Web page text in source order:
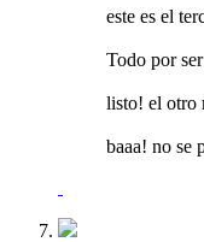
este es el
Todo por
listo! el otro
baaa! no se